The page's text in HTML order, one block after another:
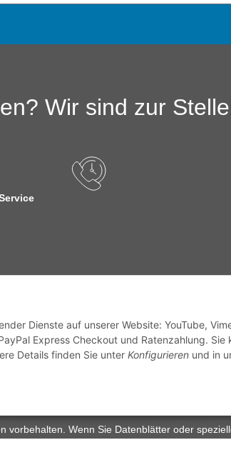
Dienste auf unserer Website: YouTube,
Express Checkout und Ratenzahlung. Sie
Details finden Sie unter Konfigurieren und in
Wir sind zur
Wenn Sie Datenblätter oder